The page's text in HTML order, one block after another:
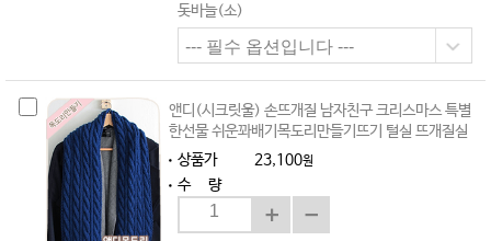
돗바늘(소)
앤디(시크릿울) 손뜨개질 남자친구 크리스마스 특별
한선물 쉬운꽈배기목도리만들기뜨기 털실 뜨개질실
상품가
23,100원
수 량